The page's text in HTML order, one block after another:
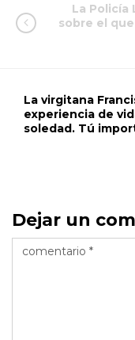
La Policía
sobre el
La virgitana
experiencia de
soledad. Tú
Dejar un